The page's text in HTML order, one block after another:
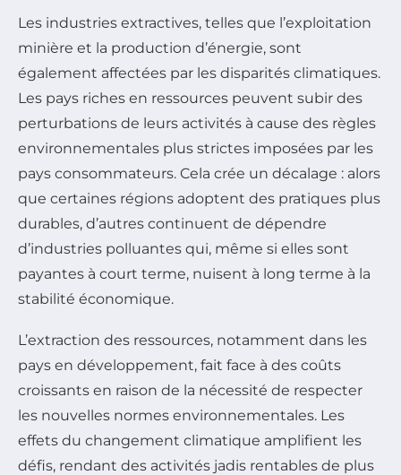
Les industries extractives, telles que l’exploitation
minière et la production d’énergie, sont
également affectées par les disparités climatiques.
Les pays riches en ressources peuvent subir des
perturbations de leurs activités à cause des règles
environnementales plus strictes imposées par les
pays consommateurs. Cela crée un décalage : alors
que certaines régions adoptent des pratiques plus
durables, d’autres continuent de dépendre
d’industries polluantes qui, même si elles sont
payantes à court terme, nuisent à long terme à la
stabilité économique.
L’extraction des ressources, notamment dans les
pays en développement, fait face à des coûts
croissants en raison de la nécessité de respecter
les nouvelles normes environnementales. Les
effets du changement climatique amplifient les
défis, rendant des activités jadis rentables de plus